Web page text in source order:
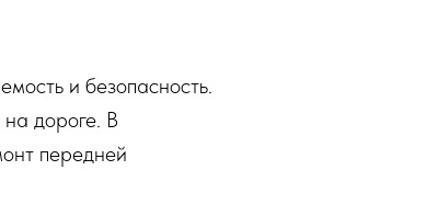
и безопасность.
дороге. В
передней